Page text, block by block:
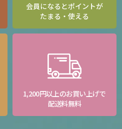
会員になるとポイントが
たまる・使える
1,200円以上のお買い上げで
配送料無料